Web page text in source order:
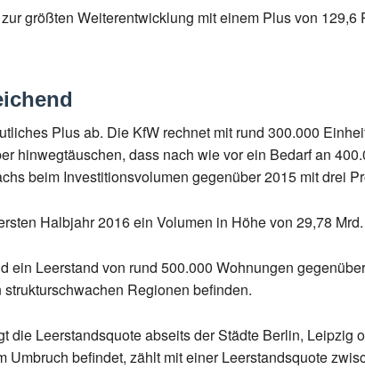
größten Weiterentwicklung mit einem Plus von
Plus ab. Die KfW rechnet mit rund 300.000
hinwegtäuschen, dass nach wie vor ein Bedarf an
beim Investitionsvolumen gegenüber 2015 mit drei
Halbjahr 2016 ein Volumen in Höhe von 29,78
ein Leerstand von rund 500.000 Wohnungen
Regionen befinden.
die Leerstandsquote abseits der Städte Berlin, Leipzig
befindet, zählt mit einer Leerstandsquote